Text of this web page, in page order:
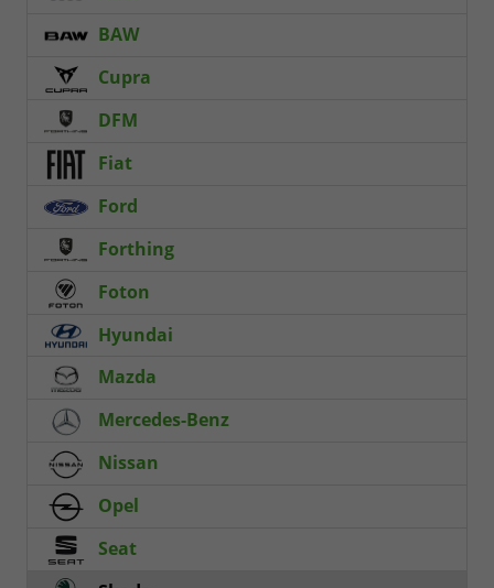
BAW
Cupra
DFM
Fiat
Ford
Forthing
Foton
Hyundai
Mazda
Mercedes-Benz
Nissan
Opel
Seat